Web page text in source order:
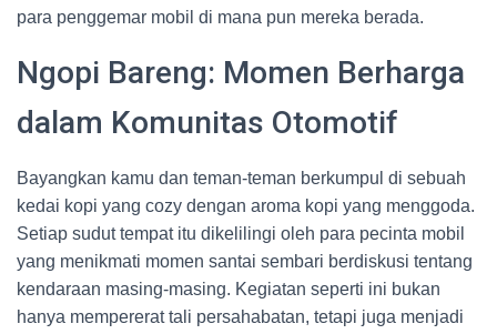
para penggemar mobil di mana pun mereka berada.
Ngopi Bareng: Momen Berharga
dalam Komunitas Otomotif
Bayangkan kamu dan teman-teman berkumpul di sebuah
kedai kopi yang cozy dengan aroma kopi yang menggoda.
Setiap sudut tempat itu dikelilingi oleh para pecinta mobil
yang menikmati momen santai sembari berdiskusi tentang
kendaraan masing-masing. Kegiatan seperti ini bukan
hanya mempererat tali persahabatan, tetapi juga menjadi